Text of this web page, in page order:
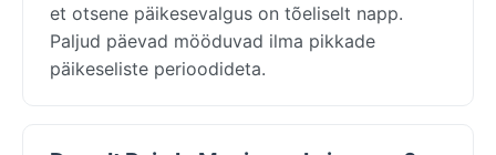
et otsene päikesevalgus on tõeliselt napp.
Paljud päevad mööduvad ilma pikkade
päikeseliste perioodideta.